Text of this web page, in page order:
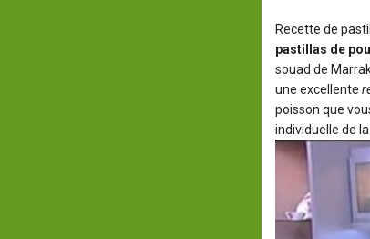
Recette de
pastillas de
souad de
une excellente
poisson que
individuelle de